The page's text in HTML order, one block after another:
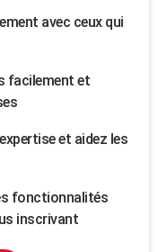
avec ceux qui
facilement et
et aidez les
fonctionnalités
inscrivant